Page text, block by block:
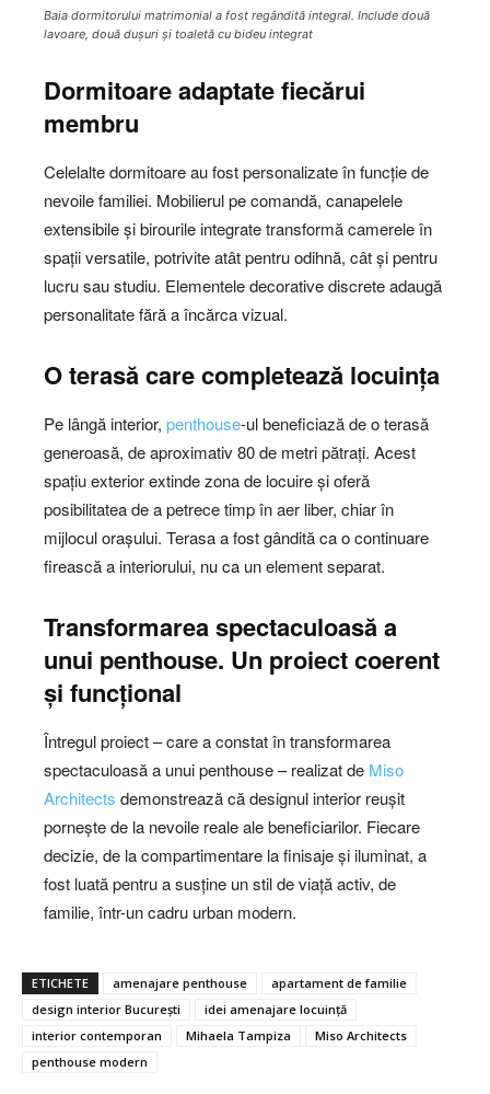
Baia dormitorului matrimonial a fost regândită integral. Include două
lavoare, două dușuri și toaletă cu bideu integrat
Dormitoare adaptate fiecărui
membru
Celelalte dormitoare au fost personalizate în funcție de
nevoile familiei. Mobilierul pe comandă, canapelele
extensibile și birourile integrate transformă camerele în
spații versatile, potrivite atât pentru odihnă, cât și pentru
lucru sau studiu. Elementele decorative discrete adaugă
personalitate fără a încărca vizual.
O terasă care completează locuința
Pe lângă interior, penthouse-ul beneficiază de o terasă
generoasă, de aproximativ 80 de metri pătrați. Acest
spațiu exterior extinde zona de locuire și oferă
posibilitatea de a petrece timp în aer liber, chiar în
mijlocul orașului. Terasa a fost gândită ca o continuare
firească a interiorului, nu ca un element separat.
Transformarea spectaculoasă a
unui penthouse. Un proiect coerent
și funcțional
Întregul proiect – care a constat în transformarea
spectaculoasă a unui penthouse – realizat de Miso
Architects demonstrează că designul interior reușit
pornește de la nevoile reale ale beneficiarilor. Fiecare
decizie, de la compartimentare la finisaje și iluminat, a
fost luată pentru a susține un stil de viață activ, de
familie, într-un cadru urban modern.
ETICHETE amenajare penthouse
apartament de familie
design interior București
idei amenajare locuință
interior contemporan
Mihaela Tampiza
Miso Architects
penthouse modern